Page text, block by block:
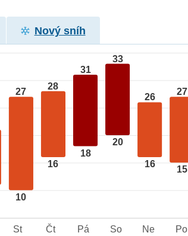
Nový sníh
27
10
28
16
31
18
33
20
26
16
27
15
St Čt Pá So Ne Po